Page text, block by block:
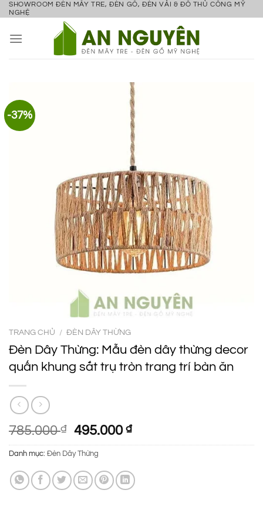
Bỏ
nội
SHOWROOM ĐÈN MÂY TRE, ĐÈN GỖ, ĐÈN VẢI & ĐỒ THỦ CÔNG MỸ
NGHỆ
-37%
TRANG CHỦ / ĐÈN DÂY THỪNG
Đèn Dây Thừng: Mẫu đèn dây thừng decor
quấn khung sắt trụ tròn trang trí bàn ăn
785.000₫
Giá
gốc
là:
785.000 ₫.
495.000₫Giá
hiện
là:
495.000 ₫.
Danh mục: Đèn Dây Thừng